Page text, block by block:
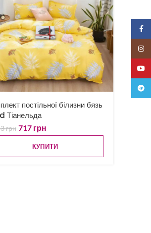
постільної білизни бязь
Тіанельда
грн 717 грн
КУПИТИ